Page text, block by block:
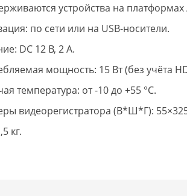
устройства на платформах
по сети или на USB-носители.
DC 12 В, 2 А.
мощность: 15 Вт (без учёта
температура: от -10 до +55 °С.
видеорегистратора (В*Ш*Г):
кг.